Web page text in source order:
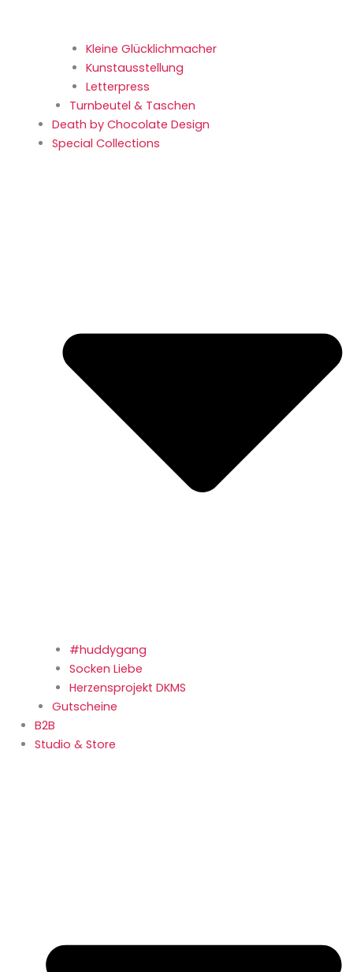
Kleine Glücklich­macher
Kunstaus­stellung
Letterpress
Turnbeutel & Taschen
Death by Chocolate Design
Special Collections
#huddygang
Socken Liebe
Herzensprojekt DKMS
Gutscheine
B2B
Studio & Store